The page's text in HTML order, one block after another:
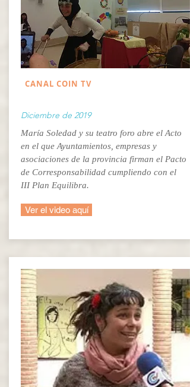
CANAL COIN TV
Diciembre de 2019
María Soledad y su teatro foro abre el Acto
en el que Ayuntamientos, empresas y
asociaciones de la provincia firman el Pacto
de Corresponsabilidad cumpliendo con el
III Plan Equilibra.
Ver el video aquí